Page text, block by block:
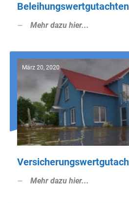
Beleihungswertgutachten
Mehr dazu hier...
März 20, 2020
Mehr dazu hier...